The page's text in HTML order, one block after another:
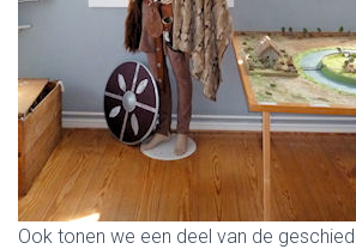
Ook tonen we een deel van de